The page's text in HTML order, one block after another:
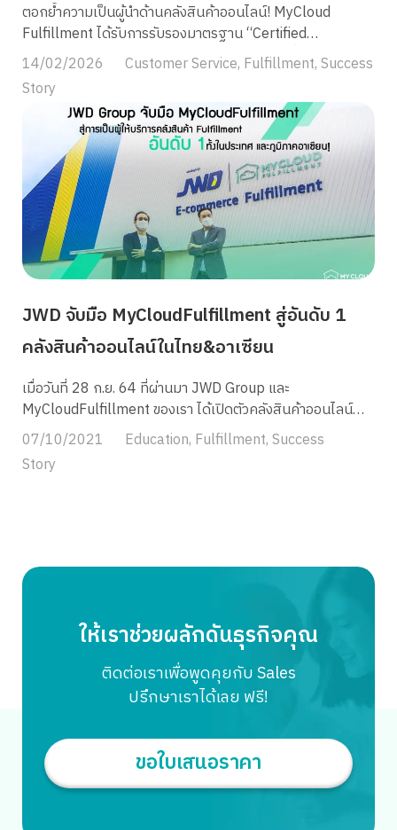
ตอกย้ำความเป็นผู้นำด้านคลังสินค้าออนไลน์! MyCloud
Fulfillment ได้รับการรับรองมาตรฐาน “Certified
Enablers” ในด้าน Operations ประจำไตรมาสที่ 4 ปี 2025
จาก Shopee ซึ่งถือเป็นการคว้ารางวัลนี้ติดต่อกันเป็นครั้งที่ 6
สะท้อนถึงมาตรฐานการบริการระดับสากลที่ไม่เคยหยุดพัฒนา
การรับรอง Shopee Certified Enablers คืออะไร? การรับรอง
นี้ไม่ใช่เรื่องง่าย เพราะ Shopee จะมอบให้กับพาร์ทเนอร์ที่ผ่าน
เกณฑ์การวัดผลที่เข้มงวดในด้าน Operations (การปฏิบัติงาน)
เพื่อการันตีว่าแบรนด์ที่ใช้บริการ Fulfillment จะได้รับ
ประสบการณ์การขายที่ดีที่สุด โดยวัดจาก: นิยาม Enabler: พาร์
ทเนอร์ที่รับรองโดย Shopee ให้ทำหน้าที่สนับสนุนร้านค้า
ทางการในการดำเนินการต่างๆ อย่างครบวงจร เช่น การจัดการ
คำสั่งซื้อ จัดการคลังสินค้า ดูแลร้านค้า ทำการตลาด บริการ
Certified Enablers Program สำหรับรางวัล Shopee
Certified Enablers Shopee […]
14/02/2026 Customer Service, Fulfillment, Success
Story
JWD จับมือ MyCloudFulfillment สู่อันดับ 1
คลังสินค้าออนไลน์ในไทย&อาเซียน
เมื่อวันที่ 28 ก.ย. 64 ที่ผ่านมา JWD Group และ
MyCloudFulfillment ของเรา ได้เปิดตัวคลังสินค้าออนไลน์
พร้อมบริการ Fulfillment เก็บ แพ็ค ส่งแบบครบวงจร ด้วย
พื้นที่กว้างกว่า 6,500 ตารางเมตร โดยการขยายพื้นที่ครั้งนี้บอก
ได้เลยค่ะว่า ใหญ่กว่าเดิม กว้างกว่าเดิม พร้อมให้บริการธุรกิจ
เราแล้ว เรายังมีภาพคลังสินค้า JWD x MyCloudFulfillment
ประสบการณ์กว่า 42 ปี ในฐานะผู้เชี่ยวชาญด้านโลจิสติกส์แบบ
ครบวงจรในอาเซียน และมีความเชี่ยวชาญด้านคลังสินค้า ด้วย
คลังสินค้าในเครือ ทั้งคลังทั่วไป คลังสินค้าปลอดภาษี และคลัง
สินค้าห้องเย็นขนาดใหญ่ที่สุดที่ครอบคลุมทำเลยุทธศาสตร์ต่าง
ๆ นอกจากนี้ยังเป็นผู้นำด้านการพัฒนาเทคโนโลยีสารสนเทศ
ประโยชน์ และมีเครือข่าย และพาร์ทเนอร์ที่แข็งแกร่งทั้งในไทย
07/10/2021 Education, Fulfillment, Success
Story
ให้เราช่วยผลักดันธุรกิจคุณ
ติดต่อเราเพื่อพูดคุยกับ Sales
ปรึกษาเราได้เลย ฟรี!
ขอใบเสนอราคา